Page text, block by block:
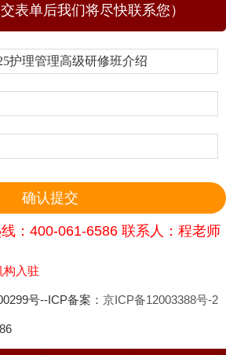
表单后我们将尽快联系您）
：400-061-6586 联系人：程老师
构入驻
号--ICP备案： 京ICP备12003388号-2